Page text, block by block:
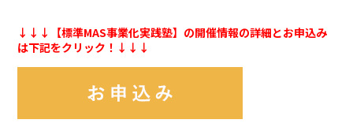
↓↓↓【標準MAS事業化実践塾】の開催情報の詳細とお申込み
は下記をクリック！↓↓↓